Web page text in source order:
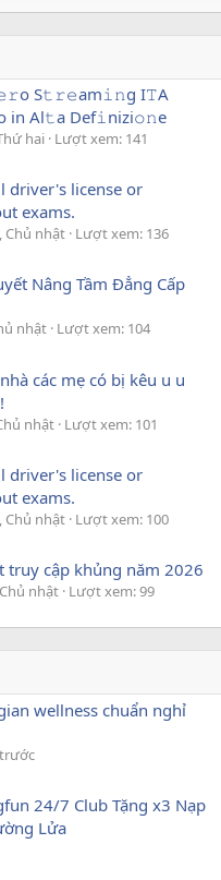
S𝚝𝚛𝚎am𝚒𝚗g I𝚃A
in Al𝚝a Def𝚒nizi𝚘𝚗e
hai Lượt xem: 141
driver's license or
exams.
Chủ nhật Lượt xem: 136
Nâng Tầm Đẳng Cấp
nhật Lượt xem: 104
các mẹ có bị kêu u u
nhật Lượt xem: 101
driver's license or
exams.
Chủ nhật Lượt xem: 100
cập khủng năm 2026
nhật Lượt xem: 99
wellness chuẩn nghỉ
24/7 Club Tặng x3 Nạp
Lửa